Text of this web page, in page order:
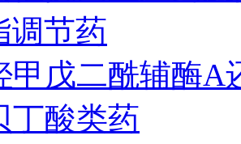
调节药
甲戊二酰辅酶A
丁酸类药